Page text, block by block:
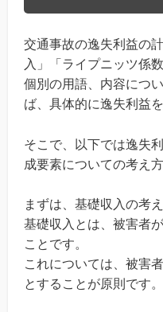
交通事故の逸失利益の
入」「ライプニッツ係
個別の用語、内容につ
ば、具体的に逸失利益
そこで、以下では逸失
成要素についての考え
まずは、基礎収入の考
基礎収入とは、被害者
ことです。
これについては、被害
とすることが原則です。